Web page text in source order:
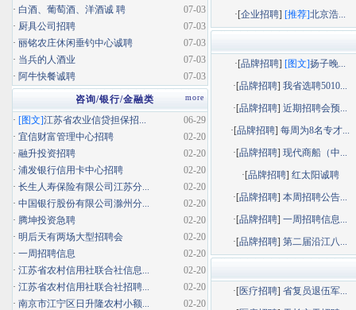
·[企业招聘] [推荐]北京浩...
·[品牌招聘] [图文]扬子晚...
·[品牌招聘]我省选聘5010...
·[品牌招聘]近期招聘会预...
·[品牌招聘]每周为8名专才...
·[品牌招聘]现代商船（中...
·[品牌招聘] 红太阳诚聘
·[品牌招聘]本周招聘公告...
·[品牌招聘]一周招聘信息...
·[品牌招聘]第二届沿江八...
·[医疗招聘]省复员退伍军...
07-03
· 白酒、葡萄酒、洋酒诚 聘
07-03
· 厨具公司招聘
07-03
· 丽铭农庄休闲垂钓中心诚聘
07-03
· 当兵的人酒业
07-03
· 阿牛快餐诚聘
more
咨询/银行/金融类
06-29
· [图文]江苏省农业信贷担保招...
02-20
· 宜信财富管理中心招聘
02-20
· 融升投资招聘
02-20
· 浦发银行信用卡中心招聘
02-20
· 长生人寿保险有限公司江苏分...
02-20
· 中国银行股份有限公司滁州分...
02-20
· 腾坤投资急聘
02-20
· 明后天有两场大型招聘会
02-20
· 一周招聘信息
02-20
· 江苏省农村信用社联合社信息...
02-20
· 江苏省农村信用社联合社招聘...
02-20
· 南京市江宁区日升隆农村小额...